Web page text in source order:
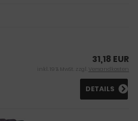
31,18 EUR
inkl. 19 % MwSt. zzgl. Versandkosten
DETAILS